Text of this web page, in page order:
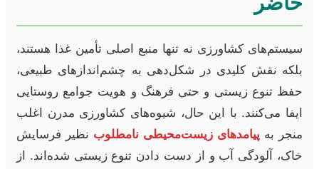
سیستم‌های کشاورزی نه تنها منبع اصلی تأمین غذا هستند،
بلکه نقش کلیدی در شکل‌دهی به چشم‌اندازهای طبیعی،
حفظ تنوع زیستی و حتی فرهنگ و هویت جوامع روستایی
ایفا می‌کنند. با این حال، شیوه‌های کشاورزی مدرن اغلب
منجر به پیامدهای زیست‌محیطی نامطلوب نظیر فرسایش
خاک، آلودگی آب و از دست دادن تنوع زیستی شده‌اند. از